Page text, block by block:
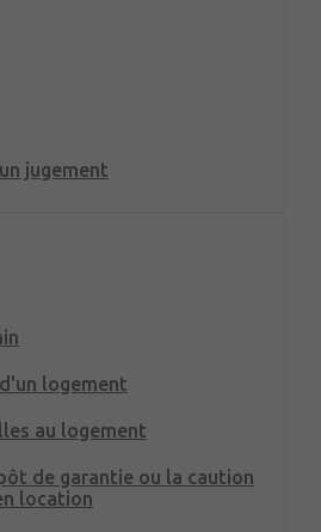
jugement
logement
au logement
de garantie ou la caution
location